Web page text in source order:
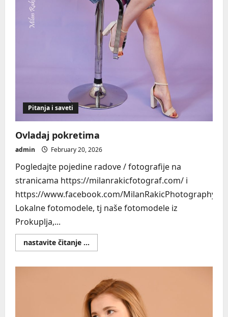
Pitanja i saveti
Ovladaj pokretima
admin February 20, 2026
Pogledajte pojedine radove / fotografije na
stranicama https://milanrakicfotograf.com/ i
https://www.facebook.com/MilanRakicPhotography
Lokalne fotomodele, tj naše fotomodele iz
Prokuplja,...
nastavite čitanje ...
more